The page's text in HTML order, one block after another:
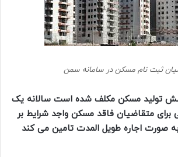
ثبت نام مسکن در سامانه سمن
تولید مسکن مکلف شده است سالانه یک
برای متقاضیان فاقد مسکن واجد شرایط بر
صورت اجاره طویل المدت تامین می کند